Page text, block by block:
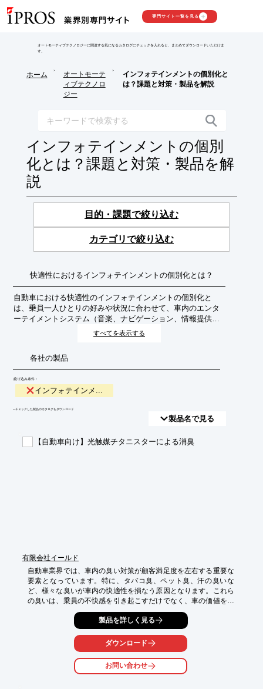
専門サイト一覧を見る
オートモーティブテクノロジーに関連する気になるカタログにチェックを入れると、まとめてダウンロードいただけま
す。
ホーム
>
オートモーテ
ィブテクノロ
ジー
>
インフォテインメントの個別化と
は？課題と対策・製品を解説
インフォテインメントの個別
化とは？課題と対策・製品を解
説
目的・課題で絞り込む
カテゴリで絞り込む
快適性におけるインフォテインメントの個別化とは？
自動車における快適性のインフォテインメントの個別化と
は、乗員一人ひとりの好みや状況に合わせて、車内のエンタ
ーテイメントシステム（音楽、ナビゲーション、情報提供な
ど）や快適機能（空調、照明、シート設定など）を最適に調
整し、よりパーソナルで満足度の高い移動体験を提供する技
別な空間で、リラックスしたり、集中したり、楽しんだりす
ることができます。
すべてを表示する
各社の製品
絞り込み条件：
インフォテインメ...
​▼チェックした製品のカタログをダウンロード
製品名で見る
【自動車向け】光触媒チタニスターによる消臭
有限会社イールド
自動車業界では、車内の臭い対策が顧客満足度を左右する重要な
要素となっています。特に、タバコ臭、ペット臭、汗の臭いな
ど、様々な臭いが車内の快適性を損なう原因となります。これら
の臭いは、乗員の不快感を引き起こすだけでなく、車の価値を低
下させる可能性もあります。光触媒チタニスターは、これらの臭
い成分を分解し、車内を快適な空間に保ちます。
【活用シーン】
・車内の消臭対策
・エアコン内部の臭い対策
・シートや内装の臭い対策
製品を詳しく見る
ダウンロード
お問い合わせ